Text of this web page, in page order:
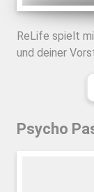
ReLife spielt
und deiner
Psycho